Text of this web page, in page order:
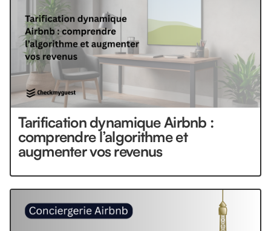
Tarification dynamique Airbnb :
comprendre l’algorithme et
augmenter vos revenus